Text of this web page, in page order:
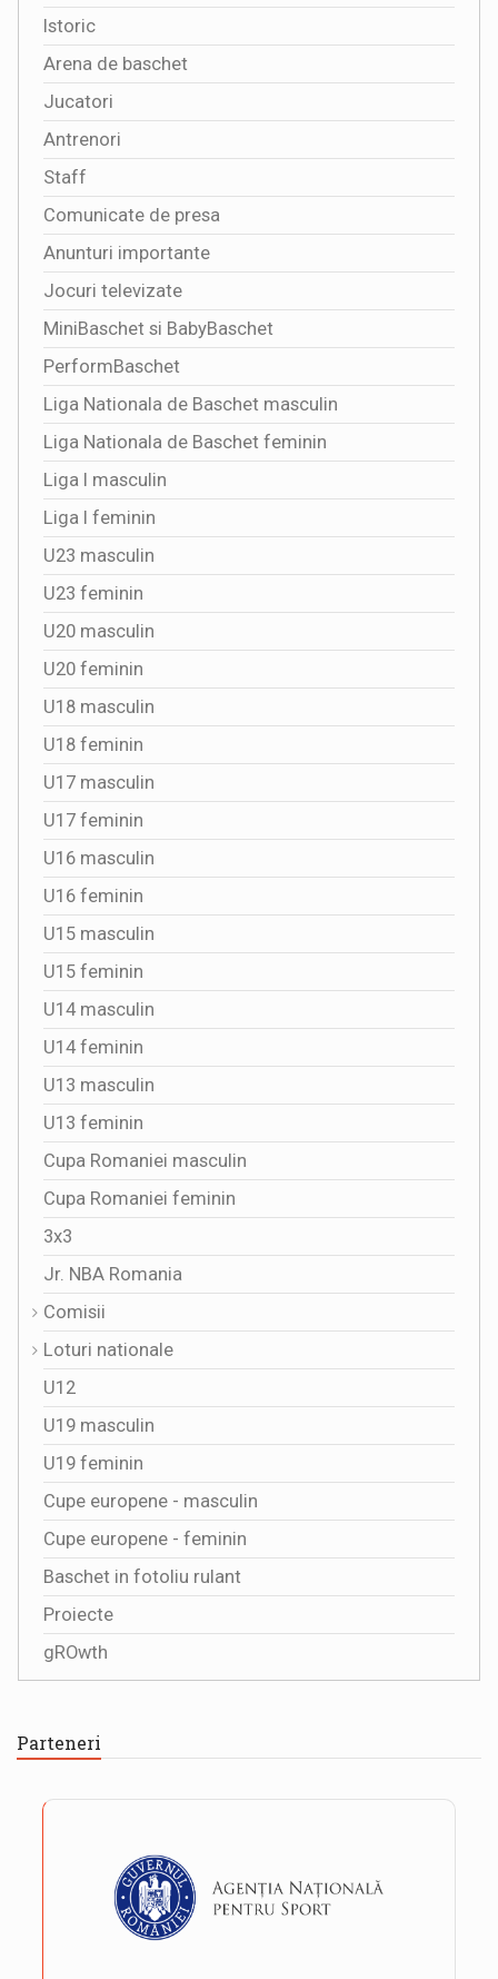
Istoric
Arena de baschet
Jucatori
Antrenori
Staff
Comunicate de presa
Anunturi importante
Jocuri televizate
MiniBaschet si BabyBaschet
PerformBaschet
Liga Nationala de Baschet masculin
Liga Nationala de Baschet feminin
Liga I masculin
Liga I feminin
U23 masculin
U23 feminin
U20 masculin
U20 feminin
U18 masculin
U18 feminin
U17 masculin
U17 feminin
U16 masculin
U16 feminin
U15 masculin
U15 feminin
U14 masculin
U14 feminin
U13 masculin
U13 feminin
Cupa Romaniei masculin
Cupa Romaniei feminin
3x3
Jr. NBA Romania
Comisii
Loturi nationale
U12
U19 masculin
U19 feminin
Cupe europene - masculin
Cupe europene - feminin
Baschet in fotoliu rulant
Proiecte
gROwth
Parteneri